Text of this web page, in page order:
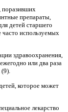
поразивших
препараты,
детей старшего
часто используемых
здравоохранения,
или два раза
(9).
которое может
лекарство